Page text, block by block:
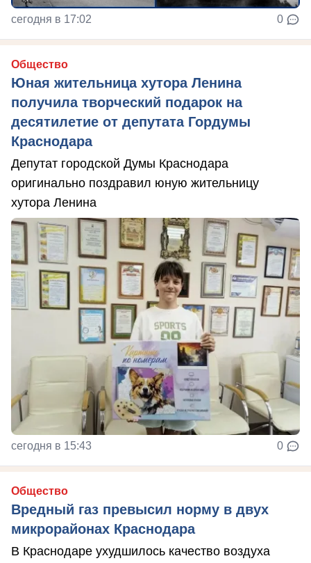
сегодня в 17:02 0
Общество
Юная жительница хутора Ленина
получила творческий подарок на
десятилетие от депутата Гордумы
Краснодара
Депутат городской Думы Краснодара
оригинально поздравил юную жительницу
хутора Ленина
сегодня в 15:43 0
Общество
Вредный газ превысил норму в двух
микрорайонах Краснодара
В Краснодаре ухудшилось качество воздуха